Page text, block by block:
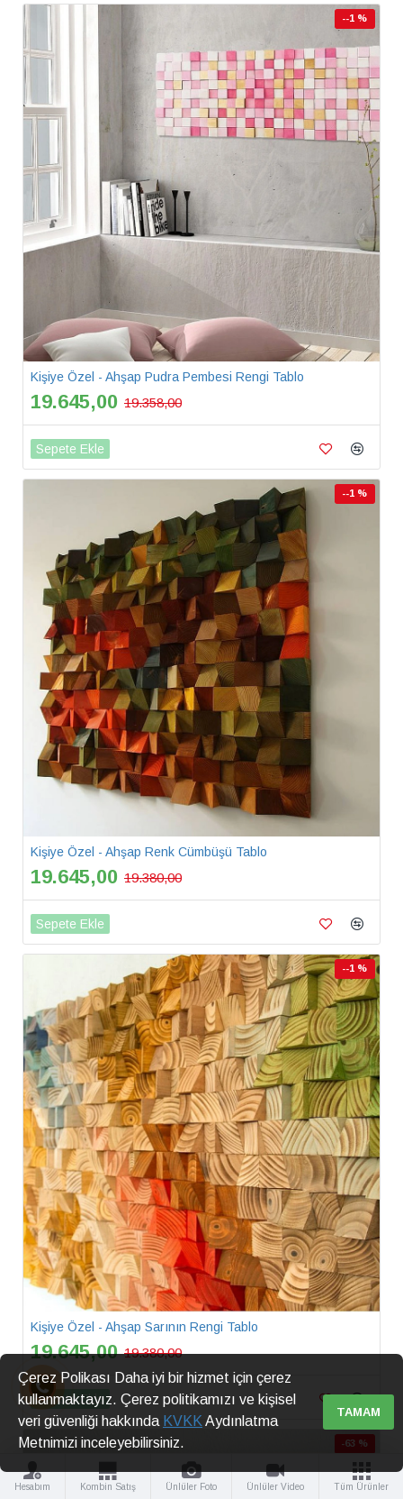
--1 %
Kişiye Özel - Ahşap Pudra Pembesi Rengi Tablo
19.645,00 19.358,00
Sepete Ekle
--1 %
Kişiye Özel - Ahşap Renk Cümbüşü Tablo
19.645,00 19.380,00
Sepete Ekle
--1 %
Kişiye Özel - Ahşap Sarının Rengi Tablo
19.645,00 19.380,00
Sepete Ekle
-63 %
Hesabım Kombin Satış Ünlüler Foto Ünlüler Video Tüm Ürünler
TAMAM
Çerez Polikası Daha iyi bir hizmet için çerez
kullanmaktayız. Çerez politikamızı ve kişisel
veri güvenliği hakkında KVKK Aydınlatma
Metnimizi inceleyebilirsiniz.